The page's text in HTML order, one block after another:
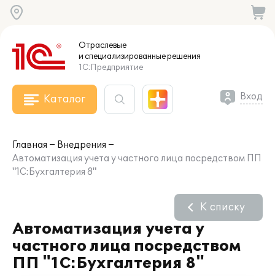
Отраслевые
и специализированныерешения
1С:Предприятие
Каталог Вход
Главная
Внедрения
Автоматизация учета у частного лица посредством ПП
"1С:Бухгалтерия 8"
Автоматизация учета у
частного лица посредством
ПП "1С:Бухгалтерия 8"
К списку